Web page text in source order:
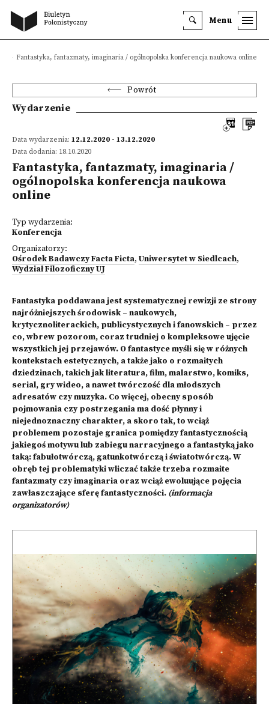
Menu
Fantastyka, fantazmaty, imaginaria / ogólnopolska konferencja naukowa online
Powrót
Wydarzenie
Data wydarzenia: 12.12.2020 - 13.12.2020
Data dodania: 18.10.2020
Fantastyka, fantazmaty, imaginaria /
ogólnopolska konferencja naukowa
online
Typ wydarzenia:
Konferencja
Organizatorzy:
Ośrodek Badawczy Facta Ficta, Uniwersytet w Siedlcach,
Wydział Filozoficzny UJ
Fantastyka poddawana jest systematycznej rewizji ze strony
najróżniejszych środowisk – naukowych,
krytycznoliterackich, publicystycznych i fanowskich – przez
co, wbrew pozorom, coraz trudniej o kompleksowe ujęcie
wszystkich jej przejawów. O fantastyce myśli się w różnych
kontekstach estetycznych, a także jako o rozmaitych
dziedzinach, takich jak literatura, film, malarstwo, komiks,
serial, gry wideo, a nawet twórczość dla młodszych
adresatów czy muzyka. Co więcej, obecny sposób
pojmowania czy postrzegania ma dość płynny i
niejednoznaczny charakter, a skoro tak, to wciąż
problemem pozostaje granica pomiędzy fantastycznością
jakiegoś motywu lub zabiegu narracyjnego a fantastyką jako
taką: fabułotwórczą, gatunkotwórczą i światotwórczą. W
obręb tej problematyki wliczać także trzeba rozmaite
fantazmaty czy imaginaria oraz wciąż ewoluujące pojęcia
zawłaszczające sferę fantastyczności. (informacja
organizatorów)